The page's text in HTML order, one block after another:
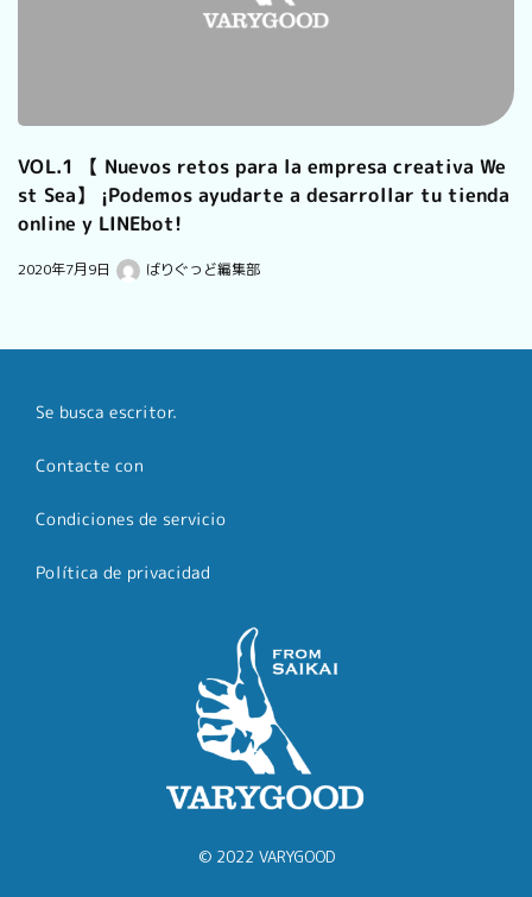
VOL.1 【 Nuevos retos para la empresa creativa We
st Sea】 ¡Podemos ayudarte a desarrollar tu tienda
online y LINEbot!
2020年7月9日 ばりぐっど編集部
Se busca escritor.
Contacte con
Condiciones de servicio
Política de privacidad
© 2022 VARYGOOD